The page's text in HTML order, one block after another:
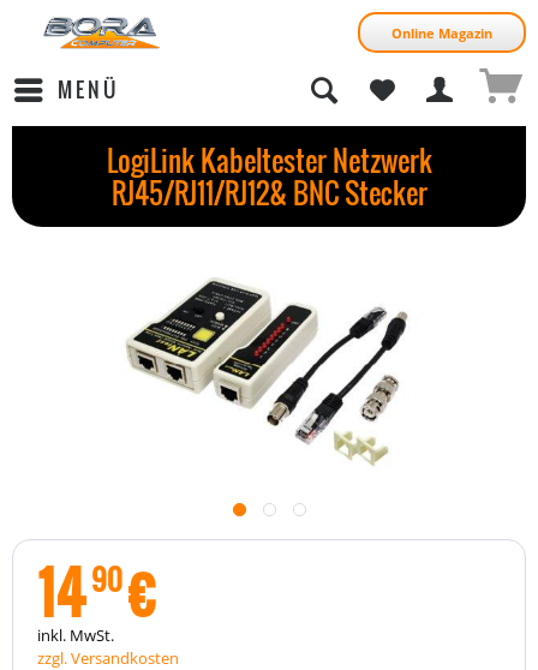
Online Magazin
MENÜ
LogiLink Kabeltester Netzwerk
RJ45/RJ11/RJ12& BNC Stecker
1490€
inkl. MwSt.
zzgl. Versandkosten